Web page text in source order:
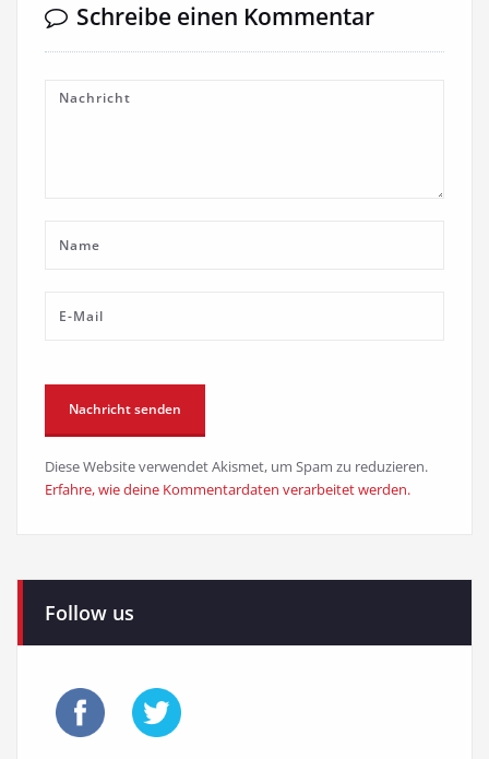
Schreibe einen Kommentar
Diese Website verwendet Akismet, um Spam zu reduzieren.
Erfahre, wie deine Kommentardaten verarbeitet werden.
Follow us